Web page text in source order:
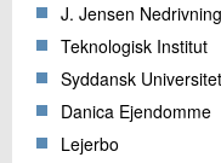
J. Jensen Nedrivning
Teknologisk Institut
Syddansk
Danica Ejendomme
Lejerbo